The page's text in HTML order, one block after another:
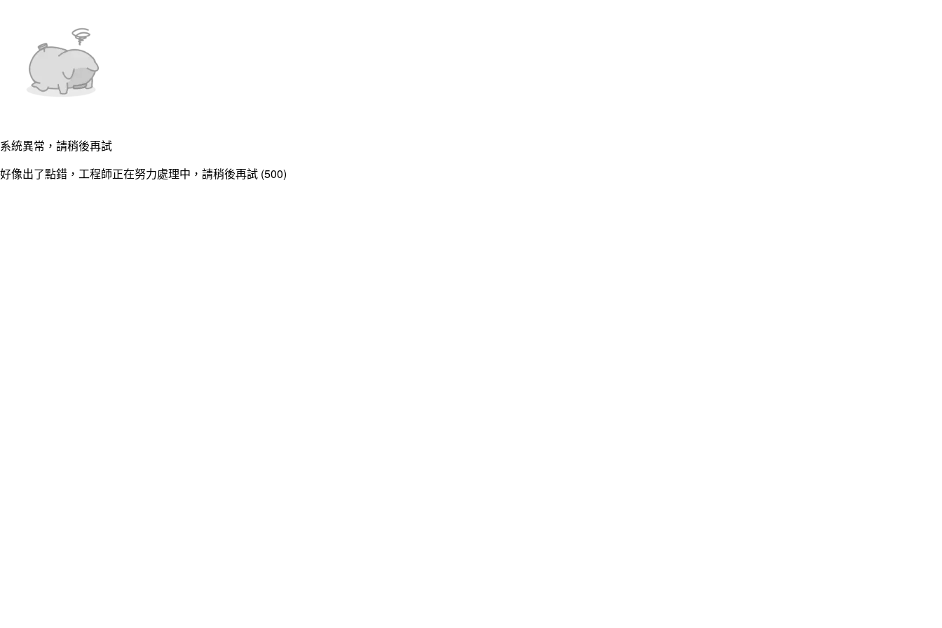
系統異常，請稍後再試
好像出了點錯，工程師正在努力處理中，請稍後再試 (500)